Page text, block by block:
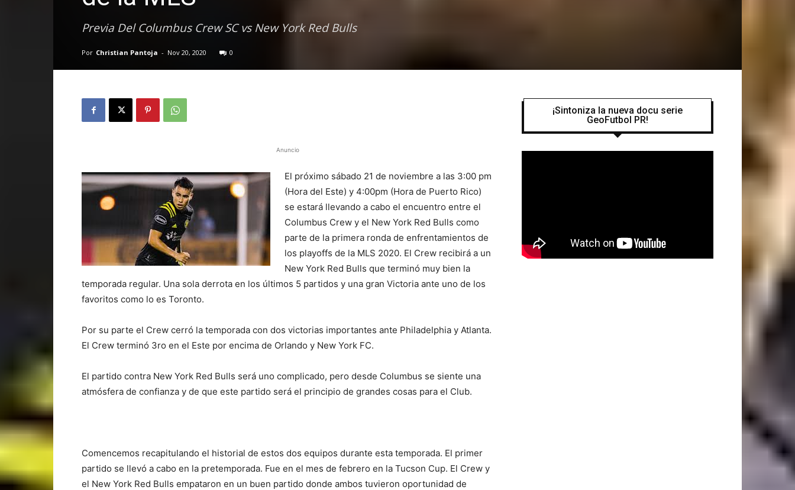
Previa Del Columbus Crew SC vs New York Red Bulls
Por Christian Pantoja - Nov 20, 2020 0
Anuncio
El próximo sábado 21 de noviembre a las 3:00 pm
(Hora del Este) y 4:00pm (Hora de Puerto Rico)
se estará llevando a cabo el encuentro entre el
Columbus Crew y el New York Red Bulls como
parte de la primera ronda de enfrentamientos de
los playoffs de la MLS 2020. El Crew recibirá a un
New York Red Bulls que terminó muy bien la
temporada regular. Una sola derrota en los últimos 5 partidos y una gran Victoria ante uno de los
favoritos como lo es Toronto.
Por su parte el Crew cerró la temporada con dos victorias importantes ante Philadelphia y Atlanta.
El Crew terminó 3ro en el Este por encima de Orlando y New York FC.
El partido contra New York Red Bulls será uno complicado, pero desde Columbus se siente una
atmósfera de confianza y de que este partido será el principio de grandes cosas para el Club.
Comencemos recapitulando el historial de estos dos equipos durante esta temporada. El primer
partido se llevó a cabo en la pretemporada. Fue en el mes de febrero en la Tucson Cup. El Crew y
el New York Red Bulls empataron en un buen partido donde ambos tuvieron oportunidad de
¡Sintoniza la nueva docu serie
GeoFutbol PR!